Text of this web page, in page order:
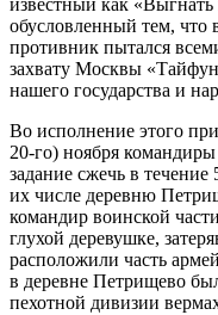
известный как
обусловленный тем, что
противник пытался
захвату Москвы
нашего государства и
Во исполнение этого
20-го) ноября
задание сжечь в
их числе деревню
командир воинской
глухой деревушке,
расположили часть
в деревне Петрищево
пехотной дивизии